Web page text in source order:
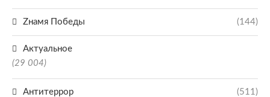
Zнамя Победы (144)
Актуальное
(29 004)
Антитеррор (511)